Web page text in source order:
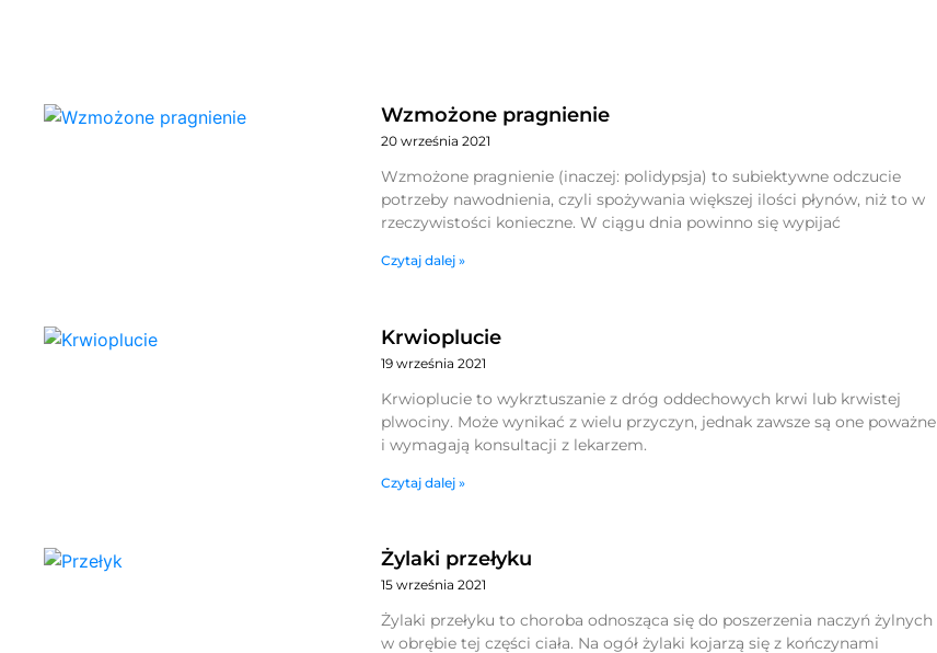
Wzmożone pragnienie
20 września 2021
Wzmożone pragnienie (inaczej: polidypsja) to subiektywne odczucie
potrzeby nawodnienia, czyli spożywania większej ilości płynów, niż to w
rzeczywistości konieczne. W ciągu dnia powinno się wypijać
Czytaj dalej »
Krwioplucie
19 września 2021
Krwioplucie to wykrztuszanie z dróg oddechowych krwi lub krwistej
plwociny. Może wynikać z wielu przyczyn, jednak zawsze są one poważne
i wymagają konsultacji z lekarzem.
Czytaj dalej »
Żylaki przełyku
15 września 2021
Żylaki przełyku to choroba odnosząca się do poszerzenia naczyń żylnych
w obrębie tej części ciała. Na ogół żylaki kojarzą się z kończynami